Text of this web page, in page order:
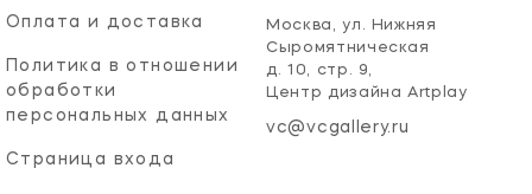
Оплата и доставка
Политика в отношении
обработки
персональных данных
Страница входа
Москва, ул. Нижняя
Сыромятническая
д. 10, стр. 9,
Центр дизайна Artplay
vc@vcgallery.ru